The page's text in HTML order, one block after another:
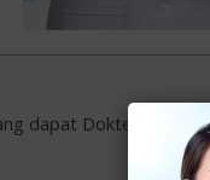
dapat Dokter Spesialis